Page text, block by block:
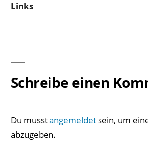
Links
Schreibe einen
Du musstangemeldet sein, um
abzugeben.